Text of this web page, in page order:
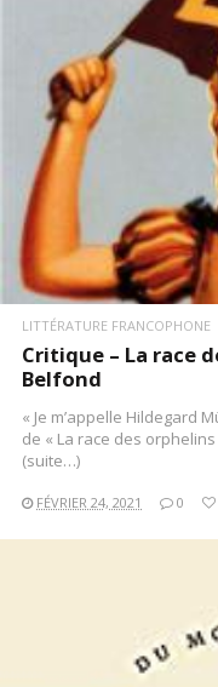
LITTÉRATURE FRANCOPHONE
Critique – La race
Belfond
« Je m’appelle Hildegard
de « La race des
(suite…)
FÉVRIER 24, 2021 0